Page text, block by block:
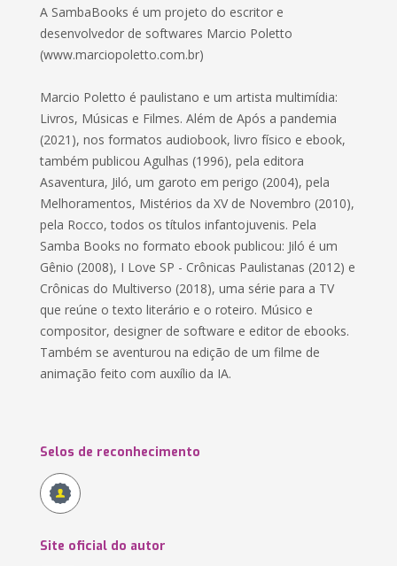
A SambaBooks é um projeto do escritor e
desenvolvedor de softwares Marcio Poletto
(www.marciopoletto.com.br)
Marcio Poletto é paulistano e um artista multimídia:
Livros, Músicas e Filmes. Além de Após a pandemia
(2021), nos formatos audiobook, livro físico e ebook,
também publicou Agulhas (1996), pela editora
Asaventura, Jiló, um garoto em perigo (2004), pela
Melhoramentos, Mistérios da XV de Novembro (2010),
pela Rocco, todos os títulos infantojuvenis. Pela
Samba Books no formato ebook publicou: Jiló é um
Gênio (2008), I Love SP - Crônicas Paulistanas (2012) e
Crônicas do Multiverso (2018), uma série para a TV
que reúne o texto literário e o roteiro. Músico e
compositor, designer de software e editor de ebooks.
Também se aventurou na edição de um filme de
animação feito com auxílio da IA.
Selos de reconhecimento
Site oficial do autor